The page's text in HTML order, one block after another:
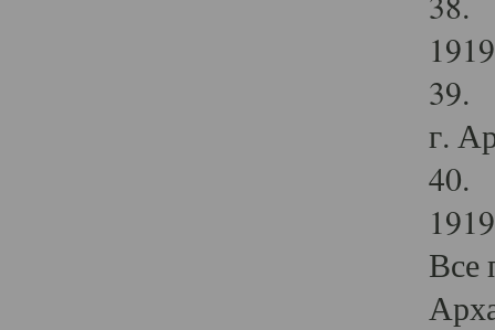
39.
г.
40.
Все